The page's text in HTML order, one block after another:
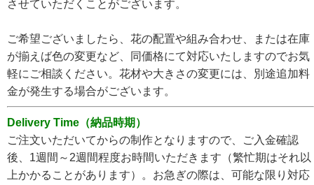
させていただくことがございます。
ご希望ございましたら、花の配置や組み合わせ、または在庫
が揃えば色の変更など、同価格にて対応いたしますのでお気
軽にご相談ください。花材や大きさの変更には、別途追加料
金が発生する場合がございます。
Delivery Time（納品時期）
ご注文いただいてからの制作となりますので、ご入金確認
後、1週間～2週間程度お時間いただきます（繁忙期はそれ以
上かかることがあります）。お急ぎの際は、可能な限り対応